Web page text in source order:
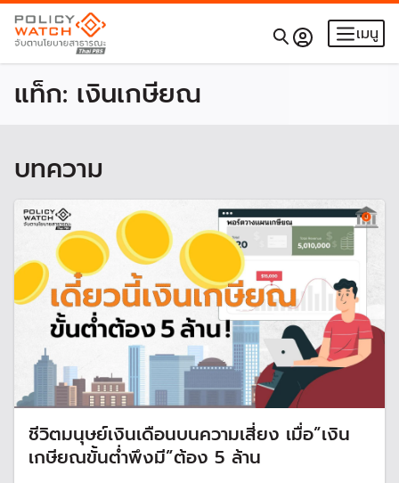
เมนู
แท็ก: เงินเกษียณ
บทความ
ชีวิตมนุษย์เงินเดือนบนความเสี่ยง เมื่อ”เงิน
เกษียณขั้นต่ำพึงมี”ต้อง 5 ล้าน